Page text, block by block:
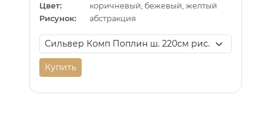
Цвет:
коричневый, бежевый, желтый
Рисунок:
абстракция
Купить